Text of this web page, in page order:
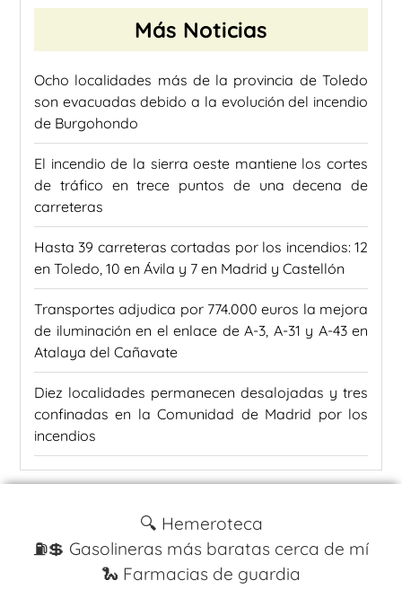
Más Noticias
Ocho localidades más de la provincia de Toledo
son evacuadas debido a la evolución del incendio
de Burgohondo
El incendio de la sierra oeste mantiene los cortes
de tráfico en trece puntos de una decena de
carreteras
Hasta 39 carreteras cortadas por los incendios: 12
en Toledo, 10 en Ávila y 7 en Madrid y Castellón
Transportes adjudica por 774.000 euros la mejora
de iluminación en el enlace de A-3, A-31 y A-43 en
Atalaya del Cañavate
Diez localidades permanecen desalojadas y tres
confinadas en la Comunidad de Madrid por los
incendios
🔍 Hemeroteca
⛽️💲 Gasolineras más baratas cerca de mí
🐍 Farmacias de guardia